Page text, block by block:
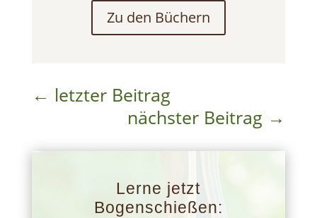
Zu den Büchern
← letzter Beitrag
nächster Beitrag →
Lerne jetzt
Bogenschießen: